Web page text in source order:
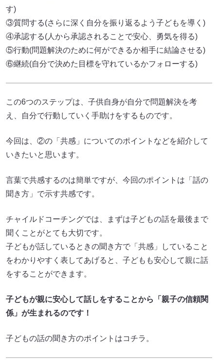
す)
③質問する(さらに深く自分を振り返るよう子どもを導く)
④承認する(人から承認されることで安心、勇気を得る)
⑤行動(問題解決のために何ができるか相手に結論させる)
⑥継続(自分で決めた目標を守れているかフォローする)
この6つのステップは、子供自身が自分で問題解決を考
え、自分で行動していく手助けをするものです。
今回は、②の「共感」についてのポイントなどを紹介して
いきたいと思います。
言葉で共感するのは簡単ですが、今回のポイントは「話の
聞き方」で示す共感です。
チャイルドコーチングでは、まずは子どもの話を最後まで
聞くことがとても大切です。
子どもが話しているときの聞き方で「共感」していること
をわかりやすく表してあげると、子どもも安心して親に話
をすることができます。
子どもが親に安心して話しをすることから「親子の信頼関
係」が生まれるのです！
子どもの話の聞き方のポイントはコチラ。